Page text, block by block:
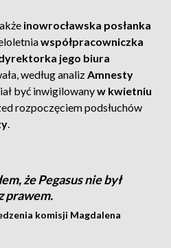
inowrocławska posłanka
współpracowniczka
jego biura
według analizAmnesty
być inwigilowanyw kwietniu
rozpoczęciem podsłuchów
.
że Pegasus nie był
prawem.
komisji Magdalena